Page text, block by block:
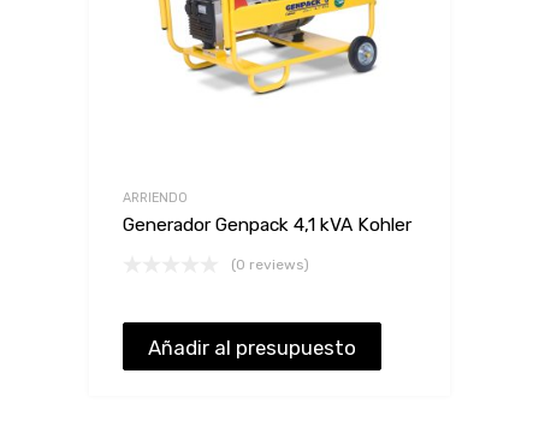
ARRIENDO
Generador Genpack 4,1 kVA Kohler
(0 reviews)
Añadir al presupuesto